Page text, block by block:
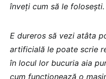
înveți cum să le folosești.
E dureros să vezi atâta
artificială le poate scrie
în locul lor bucuria aia
cum funcționează o